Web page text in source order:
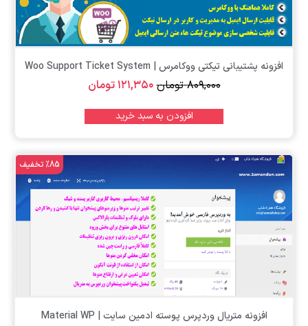
افزونه پشتیبانی تیکتی ووکامرس | Woo Support Ticket System
۸۰۹,۰۰۰ تومان۱۲۱,۳۵۰تومان
افزودن به سبد خرید
%85 تخفیف
افزونه متریال وردپرس پوسته ادمین سایت | Material WP